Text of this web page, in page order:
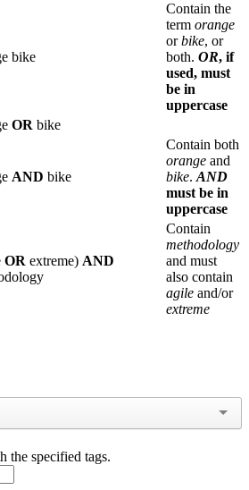
bike
Contain the
term orange
orbike, or
both. OR, if
used, must
be in
uppercase
OR bike
AND bike
Contain both
orange and
bike. AND
must be in
uppercase
OR extreme) AND
Contain
methodology
and must
also contain
agile and/or
extreme
the specified tags.